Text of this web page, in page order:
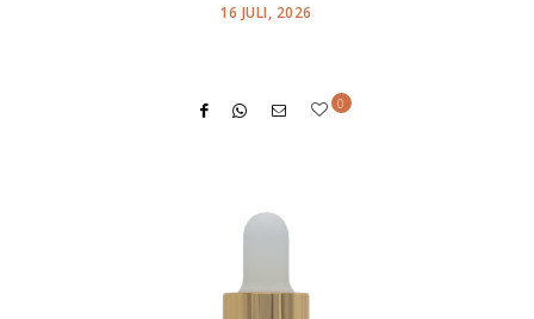
POSTED
16 JULI, 2026
0